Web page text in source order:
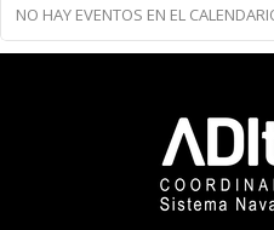
NO HAY EVENTOS EN EL